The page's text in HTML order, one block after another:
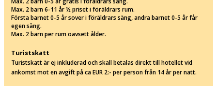
Max. 2 barn 6-11 år ½ priset i föräldrars rum.
Första barnet 0-5 år sover i föräldrars säng, andra barnet 0-5 år får
egen säng.
Max. 2 barn per rum oavsett ålder.
Turistskatt
Turistskatt är ej inkluderad och skall betalas direkt till hotellet vid
ankomst mot en avgift på ca EUR 2:- per person från 14 år per natt.